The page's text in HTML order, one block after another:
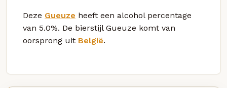
Deze Gueuze heeft een alcohol percentage
van 5.0%. De bierstijl Gueuze komt van
oorsprong uit België.